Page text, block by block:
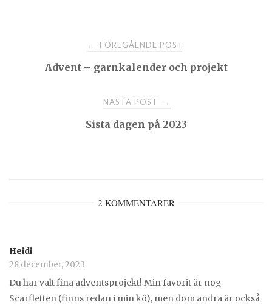
navigation
← FÖREGÅENDE POST
Advent – garnkalender och projekt
NÄSTA POST →
Sista dagen på 2023
2 KOMMENTARER
Heidi
28 december, 2023
Du har valt fina adventsprojekt! Min favorit är nog
Scarfletten (finns redan i min kö), men dom andra är också